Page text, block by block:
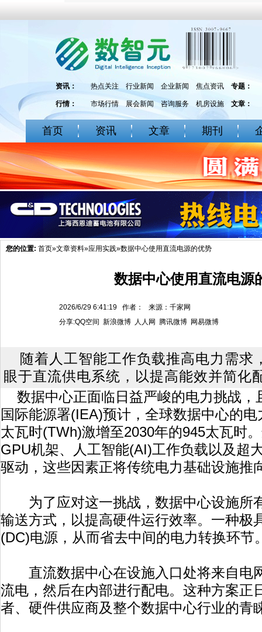
资讯： 热点关注 行业新闻 企业新闻 焦点资讯 专题：
行情： 市场行情 展会新闻 咨询服务 机房设施 文章：
首页 资讯 文章 期刊
您的位置: 首页»文章资料»应用实践»数据中心使用直流电源的优势
数据中心使用直流电源
2026/6/29 6:41:19 作者： 来源：千家网
分享:QQ空间 新浪微博 人人网 腾讯微博 网易微博
随着人工智能工作负载推高电力需求
眼于直流供电系统，以提高能效并简化
数据中心正面临日益严峻的电力挑战，
国际能源署(IEA)预计，全球数据中心的
太瓦时(TWh)激增至2030年的945太瓦时
GPU机架、人工智能(AI)工作负载以及超
驱动，这些因素正将传统电力基础设施推
为了应对这一挑战，数据中心设施所
输送方式，以提高硬件运行效率。一种极
(DC)电源，从而省去中间的电力转换环节
直流数据中心在设施入口处将来自电
流电，然后在内部进行配电。这种方案正
者、硬件供应商及整个数据中心行业的青